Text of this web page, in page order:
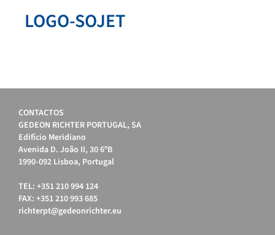
LOGO-SOJET
CONTACTOS
GEDEON RICHTER PORTUGAL, SA
Edifício Meridiano
Avenida D. João II, 30 6ºB
1990-092 Lisboa, Portugal
TEL: +351 210 994 124
FAX: +351 210 993 685
richterpt@gedeonrichter.eu